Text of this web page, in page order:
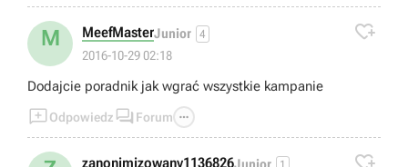
M MeefMasterJunior 4
2016-10-29 02:18

Dodajcie poradnik jak wgrać wszystkie kampanie
Odpowiedz  Forum 
zanonimizowany1136826